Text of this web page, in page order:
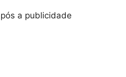
a publicidade